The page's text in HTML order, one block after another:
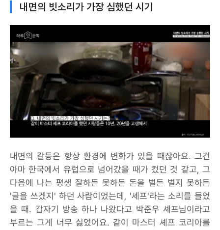
내면의 빗소리가 가장 심했던 시기
내면의 갈등은 항상 환경에 변화가 있을 때잖아요. 그건
아마 한국에서 유럽으로 넘어갔을 때가 컸던 것 같고, 그
다음에 나는 평생 잘하든 못하든 돈을 벌든 벌지 못하든
'글을 쓰겠지' 하던 사람이었는데, '셰프'라는 소리를 들었
을 때. 갑자기 방송 하나 나왔다고 박준우 셰프님이라고
부르는 그게 너무 싫었어요. 같이 마스터 셰프 코리아를